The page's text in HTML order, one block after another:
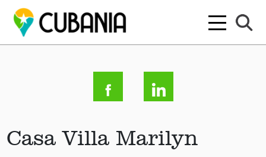
Casa Villa Marilyn